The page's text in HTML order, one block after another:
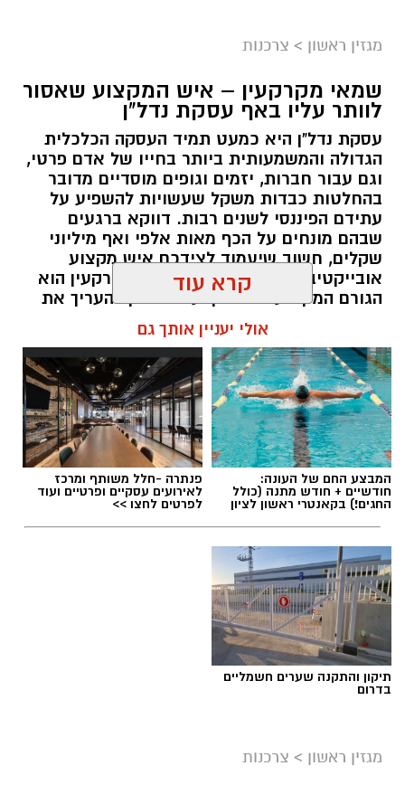
מגזין ראשון > צרכנות
שמאי מקרקעין – איש המקצוע שאסור
לוותר עליו באף עסקת נדל"ן
עסקת נדל"ן היא כמעט תמיד העסקה הכלכלית
הגדולה והמשמעותית ביותר בחייו של אדם פרטי,
וגם עבור חברות, יזמים וגופים מוסדיים מדובר
בהחלטות כבדות משקל שעשויות להשפיע על
עתידם הפיננסי לשנים רבות. דווקא ברגעים
שבהם מונחים על הכף מאות אלפי ואף מיליוני
שקלים, חשוב שיעמוד לצידכם איש מקצוע
אובייקטיבי, מוסמך ומנוסה. שמאי מקרקעין הוא
הגורם המקצועי המוסמך על פי חוק להעריך את
שווי של נכסי מקרקעין, והוא זה שמעניק לכם את
הביטחון לקבל החלטות מבוססות, שקולות
ובטוחות.
תוכן שיווקי / 09:49 05.08.26
קרא עוד
אולי יעניין אותך גם
המבצע החם של העונה:
חודשיים + חודש מתנה (כולל
החגים!) בקאנטרי ראשון לציון
פנתרה -חלל משותף ומרכז
לאירועים עסקיים ופרטיים ועוד
לפרטים לחצו >>
תיקון והתקנה שערים חשמליים
בדרום
מגזין ראשון > צרכנות